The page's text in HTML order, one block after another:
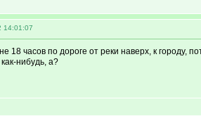
14:01:07
18 часов по дороге от реки наверх, к
нибудь, а?